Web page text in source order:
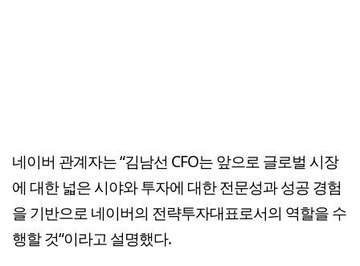
네이버 관계자는 “김남선 CFO는 앞으로 글로벌 시장
에 대한 넓은 시야와 투자에 대한 전문성과 성공 경험
을 기반으로 네이버의 전략투자대표로서의 역할을 수
행할 것“이라고 설명했다.